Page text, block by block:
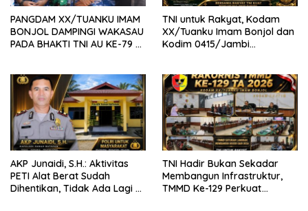
PANGDAM XX/TUANKU IMAM
BONJOL DAMPINGI WAKASAU
PADA BHAKTI TNI AU KE-79 DI
TNI untuk Rakyat, Kodam
XX/Tuanku Imam Bonjol dan
Kodim 0415/Jambi
Batang Hari
AKP Junaidi, S.H.: Aktivitas
PETI Alat Berat Sudah
Dihentikan, Tidak Ada Lagi di
TNI Hadir Bukan Sekadar
Membangun Infrastruktur,
TMMD Ke-129 Perkuat